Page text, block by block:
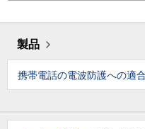
製品
携帯電話の電波防護への適